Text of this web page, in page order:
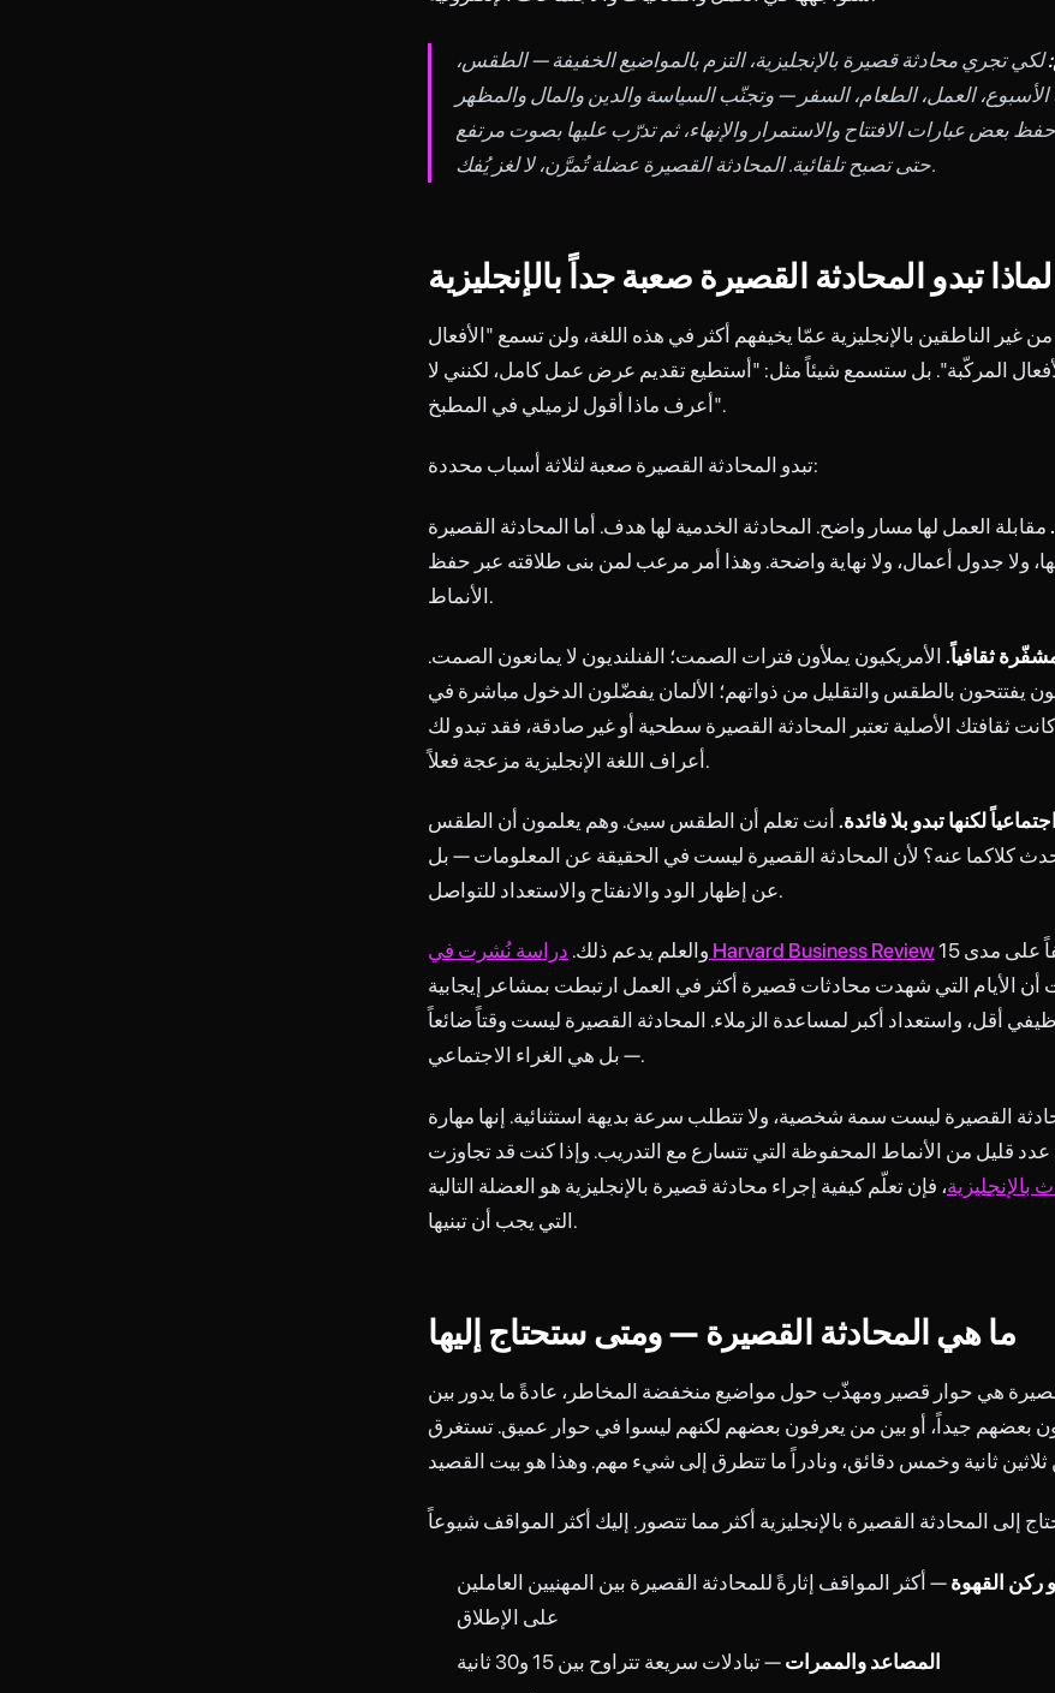
لكي تجري محادثة قصيرة بالإنجليزية، التزم بالمواضيع الخفيفة — الطقس،
العمل، الطعام، السفر — وتجنّب السياسة والدين والمال والمظهر
بعض عبارات الافتتاح والاستمرار والإنهاء، ثم تدرّب عليها بصوت مرتفع
حتى تصبح تلقائية. المحادثة القصيرة عضلة تُمرَّن، لا لغز يُفك.
لماذا تبدو المحادثة القصيرة صعبة جداً بالإنجليزية
غير الناطقين بالإنجليزية عمّا يخيفهم أكثر في هذه اللغة، ولن تسمع "الأفعال
المركّبة". بل ستسمع شيئاً مثل: "أستطيع تقديم عرض عمل كامل، لكنني لا
أعرف ماذا أقول لزميلي في المطبخ".
تبدو المحادثة القصيرة صعبة لثلاثة أسباب محددة:
مقابلة العمل لها مسار واضح. المحادثة الخدمية لها هدف. أما المحادثة القصيرة
لها، ولا جدول أعمال، ولا نهاية واضحة. وهذا أمر مرعب لمن بنى طلاقته عبر حفظ
الأنماط.
ثقافياً. الأمريكيون يملأون فترات الصمت؛ الفنلنديون لا يمانعون الصمت.
يفتتحون بالطقس والتقليل من ذواتهم؛ الألمان يفضّلون الدخول مباشرة في
ثقافتك الأصلية تعتبر المحادثة القصيرة سطحية أو غير صادقة، فقد تبدو لك
أعراف اللغة الإنجليزية مزعجة فعلاً.
لكنها تبدو بلا فائدة. أنت تعلم أن الطقس سيئ. وهم يعلمون أن الطقس
كلاكما عنه؟ لأن المحادثة القصيرة ليست في الحقيقة عن المعلومات — بل
عن إظهار الود والانفتاح والاستعداد للتواصل.
والعلم يدعم ذلك. دراسة نُشرت في Harvard Business Review
أن الأيام التي شهدت محادثات قصيرة أكثر في العمل ارتبطت بمشاعر إيجابية
أقل، واستعداد أكبر لمساعدة الزملاء. المحادثة القصيرة ليست وقتاً ضائعاً
— بل هي الغراء الاجتماعي.
القصيرة ليست سمة شخصية، ولا تتطلب سرعة بديهة استثنائية. إنها مهارة
عدد قليل من الأنماط المحفوظة التي تتسارع مع التدريب. وإذا كنت قد تجاوزت
، فإن تعلّم كيفية إجراء محادثة قصيرة بالإنجليزية هو العضلة التالية
التي يجب أن تبنيها.
ما هي المحادثة القصيرة — ومتى ستحتاج إليها
هي حوار قصير ومهذّب حول مواضيع منخفضة المخاطر، عادةً ما يدور بين
بعضهم جيداً، أو بين من يعرفون بعضهم لكنهم ليسوا في حوار عميق. تستغرق
ركن القهوة — أكثر المواقف إثارةً للمحادثة القصيرة بين المهنيين العاملين
على الإطلاق
المصاعد والممرات — تبادلات سريعة تتراوح بين 15 و30 ثانية